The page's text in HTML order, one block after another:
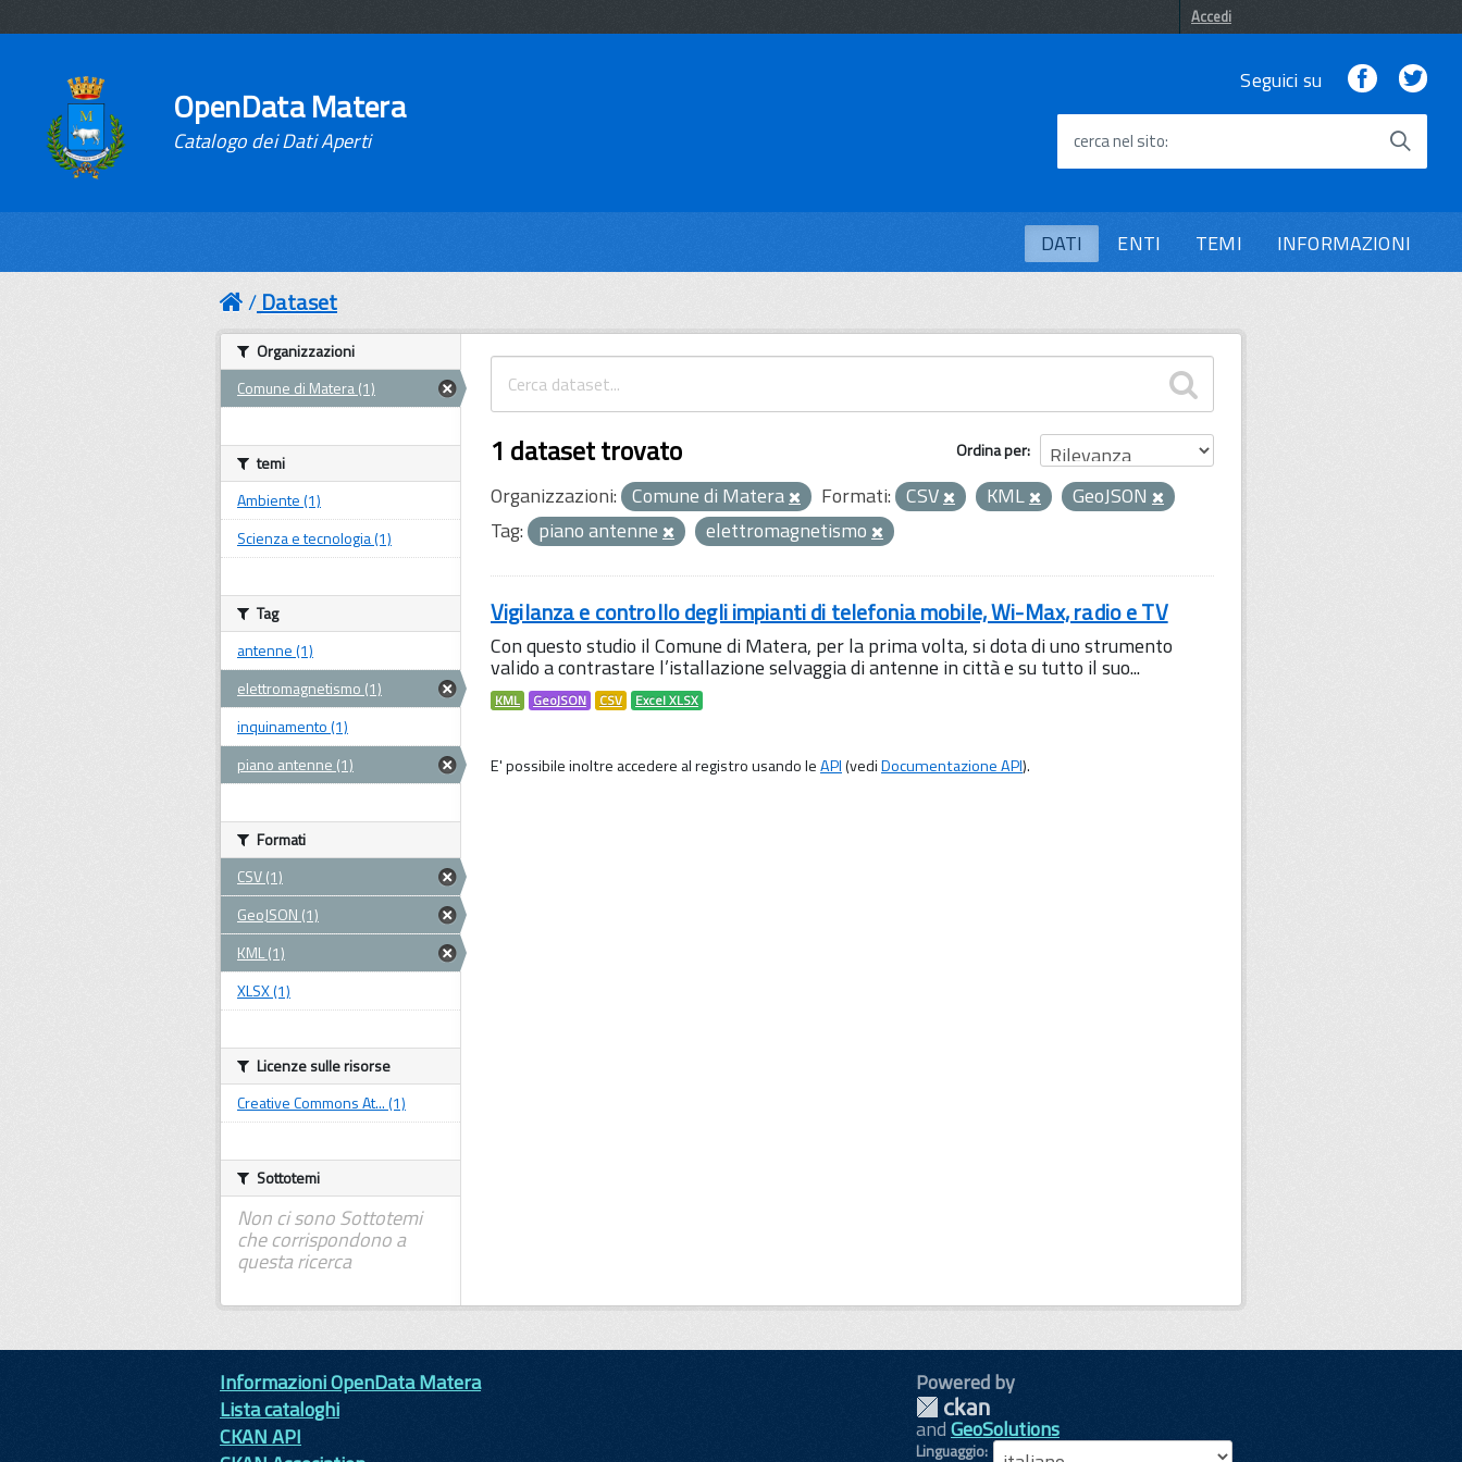
Accedi
OpenData Matera
Catalogo dei Dati Aperti
Seguici su Facebook
cerca nel sito
DATI ENTI TEMI INFORMAZIONI
Dataset
Ordina per
1 dataset trovato
Organizzazioni: Comune di Matera Formati: CSV KML
GeoJSON
Tag: piano antenne elettromagnetismo
Vigilanza e controllo degli impianti di telefonia mobile, Wi-Max, radio e TV
Con questo studio il Comune di Matera, per la prima volta, si dota di uno strumento
valido a contrastare l’istallazione selvaggia di antenne in città e su tutto il suo...
KML GeoJSON CSV Excel XLSX
E' possibile inoltre accedere al registro usando leAPI(vediDocumentazione API).
Organizzazioni
Comune di Matera (1)
temi
Ambiente (1)
Scienza e tecnologia (1)
Tag
antenne (1)
elettromagnetismo (1)
inquinamento (1)
piano antenne (1)
Formati
CSV (1)
GeoJSON (1)
KML (1)
XLSX (1)
Licenze sulle risorse
Creative Commons At... (1)
Sottotemi
Non ci sono Sottotemi
che corrispondono a
questa ricerca
Informazioni OpenData Matera
Lista cataloghi
CKAN API
Powered by
andGeoSolutions
Linguaggio